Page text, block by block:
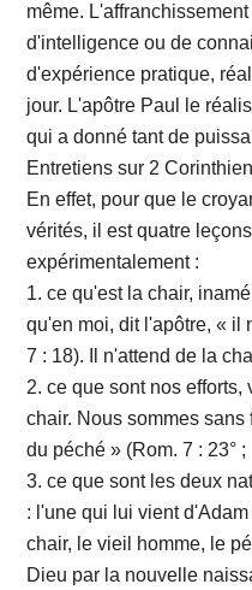
même.
d'intelligence ou de
d'expérience pratique,
jour. L'apôtre Paul le
qui a donné tant de
Entretiens sur 2
En effet, pour que le
vérités, il est quatre
expérimentalement :
1. ce qu'est la chair,
qu'en moi, dit l'apôtre, « il
7 : 18). Il n'attend de la
2. ce que sont nos
chair. Nous sommes
du péché » (Rom. 7 : 23° ;
3. ce que sont les deux
: l'une qui lui vient
chair, le vieil homme, le
Dieu par la nouvelle